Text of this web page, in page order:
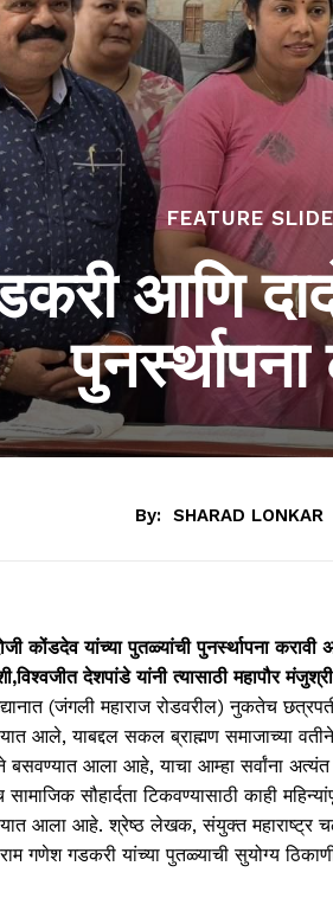
FEATURE
आणि
By: SHARAD LONKAR
कोंडदेव यांच्या पुतळ्यांची पुनर्स्थापना
देशपांडे यांनी त्यासाठी महापौर
(जंगली महाराज रोडवरील) नुकतेच
आले, याबद्दल सकल ब्राह्मण समाजाच्या
बसवण्यात आला आहे, याचा आम्हा सर्वांना
सौहार्दता टिकवण्यासाठी काही
आला आहे. श्रेष्ठ लेखक, संयुक्त महाराष्ट्र
गणेश गडकरी यांच्या पुतळ्याची सुयोग्य